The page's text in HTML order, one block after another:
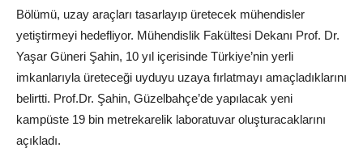
Bölümü, uzay araçları tasarlayıp üretecek mühendisler
yetiştirmeyi hedefliyor. Mühendislik Fakültesi Dekanı Prof. Dr.
Yaşar Güneri Şahin, 10 yıl içerisinde Türkiye’nin yerli
imkanlarıyla üreteceği uyduyu uzaya fırlatmayı amaçladıklarını
belirtti. Prof.Dr. Şahin, Güzelbahçe’de yapılacak yeni
kampüste 19 bin metrekarelik laboratuvar oluşturacaklarını
açıkladı.